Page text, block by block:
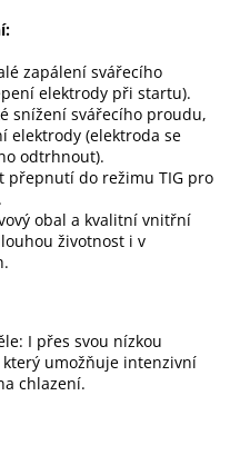
zapálení svářecího
elektrody při startu).
snížení svářecího proudu,
elektrody (elektroda se
odtrhnout).
přepnutí do režimu TIG pro
obal a kvalitní vnitřní
životnost i v
I přes svou nízkou
umožňuje intenzivní
chlazení.